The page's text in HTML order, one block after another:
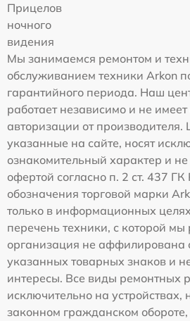
Прицелов
ночного
видения
Мы занимаемся ремонтом и
обслуживанием техники Arkon
гарантийного периода. Наш
работает независимо и не
авторизации от
указанные на сайте, носят
ознакомительный характер и
офертой согласно п. 2 ст. 437
обозначения торговой марки
только в информационных
перечень техники, с которой
организация не аффилирована
указанных товарных знаков и
интересы. Все виды ремонтных
исключительно на устройствах,
законном гражданском обороте,